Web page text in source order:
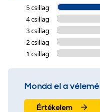
5 csillag
4 csillag
3 csillag
2 csillag
1 csillag
Mondd el a
Értékelem